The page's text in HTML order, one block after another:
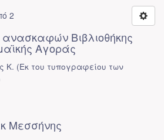
2
ανασκαφών Βιβλιοθήκης
Αγοράς
Κ. (Εκ του τυπογραφείου των
Μεσσήνης